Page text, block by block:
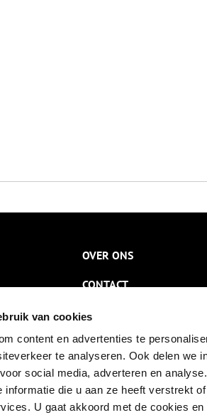
van cookies
content en advertenties te
te analyseren. Ook delen we
social media, adverteren en
informatie die u aan ze heeft verstrekt
U gaat akkoord met de cookies en
OVER ONS
CONTACT
NIEUWSBRIEF
DISCLAIMER
PRIVACY
TOEGANKELIJKHEID